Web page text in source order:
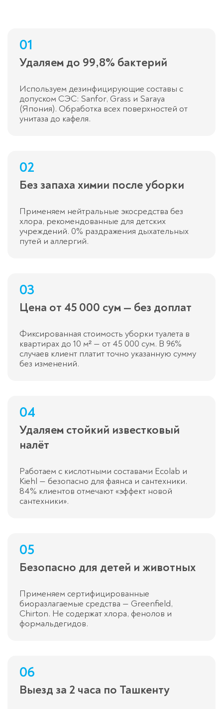
01
Удаляем до 99,8% бактерий
Используем дезинфицирующие составы с
допуском СЭС: Sanfor, Grass и Saraya
(Япония). Обработка всех поверхностей от
унитаза до кафеля.
02
Без запаха химии после уборки
Применяем нейтральные экосредства без
хлора, рекомендованные для детских
учреждений. 0% раздражения дыхательных
путей и аллергий.
03
Цена от 45 000 сум — без доплат
Фиксированная стоимость уборки туалета в
квартирах до 10 м² — от 45 000 сум. В 96%
случаев клиент платит точно указанную сумму
без изменений.
04
Удаляем стойкий известковый
налёт
Работаем с кислотными составами Ecolab и
Kiehl — безопасно для фаянса и сантехники.
84% клиентов отмечают «эффект новой
сантехники».
05
Безопасно для детей и животных
Применяем сертифицированные
биоразлагаемые средства — Greenfield,
Chirton. Не содержат хлора, фенолов и
формальдегидов.
06
Выезд за 2 часа по Ташкенту